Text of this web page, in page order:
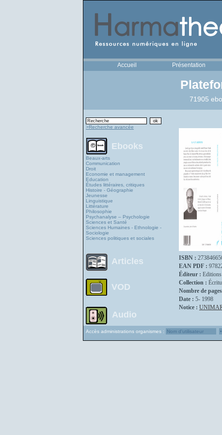
Accueil Présentation
71905
>Recherche avancée
Ebooks
Beaux-arts
Communication
Droit
Economie et management
Education
Études littéraires, critiques
Histoire - Géographie
Jeunesse
Linguistique
Littérature
Philosophie
Psychanalyse – Psychologie
Sciences et Santé
Sciences Humaines - Ethnologie -
Sociologie
Sciences politiques et sociales
Articles
VOD
Audio
ISBN :
EAN PDF :
Éditeur :
Collection :
Nombre de
Date : 5- 1998
Notice :
Accès administrations organismes :